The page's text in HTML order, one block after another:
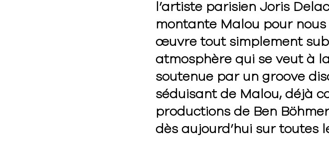
l’artiste parisien Joris
montante Malou pour nous
œuvre tout simplement
atmosphère qui se veut à
soutenue par un groove
séduisant de Malou, déjà
productions de Ben
dès aujourd’hui sur toutes